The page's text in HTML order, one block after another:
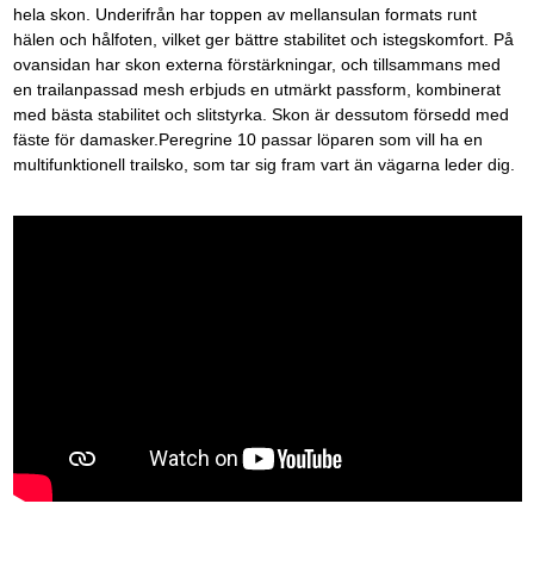
hela skon. Underifrån har toppen av mellansulan formats runt
hälen och hålfoten, vilket ger bättre stabilitet och istegskomfort. På
ovansidan har skon externa förstärkningar, och tillsammans med
en trailanpassad mesh erbjuds en utmärkt passform, kombinerat
med bästa stabilitet och slitstyrka. Skon är dessutom försedd med
fäste för damasker.Peregrine 10 passar löparen som vill ha en
multifunktionell trailsko, som tar sig fram vart än vägarna leder dig.